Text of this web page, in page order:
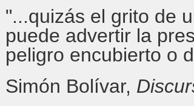
"...quizás el grito de
puede advertir la
peligro encubierto o
Simón Bolívar,